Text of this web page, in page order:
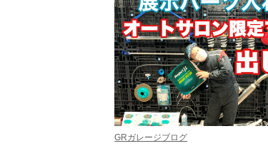
GRガレージブログ